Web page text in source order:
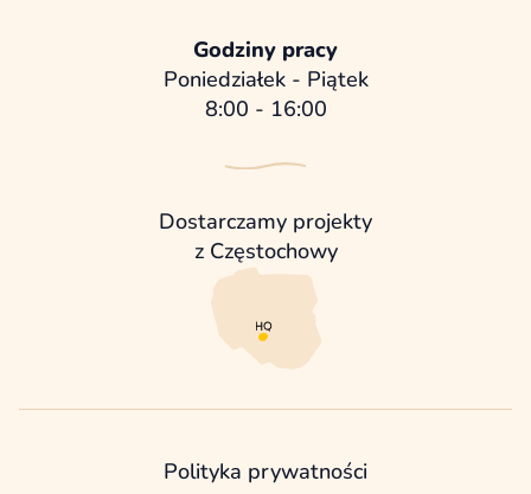
Godziny pracy
Poniedziałek - Piątek
8:00 - 16:00
Dostarczamy projekty
z Częstochowy
Polityka prywatności